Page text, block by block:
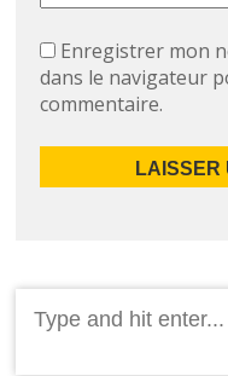
Enregistrer mon
dans le navigateur
commentaire.